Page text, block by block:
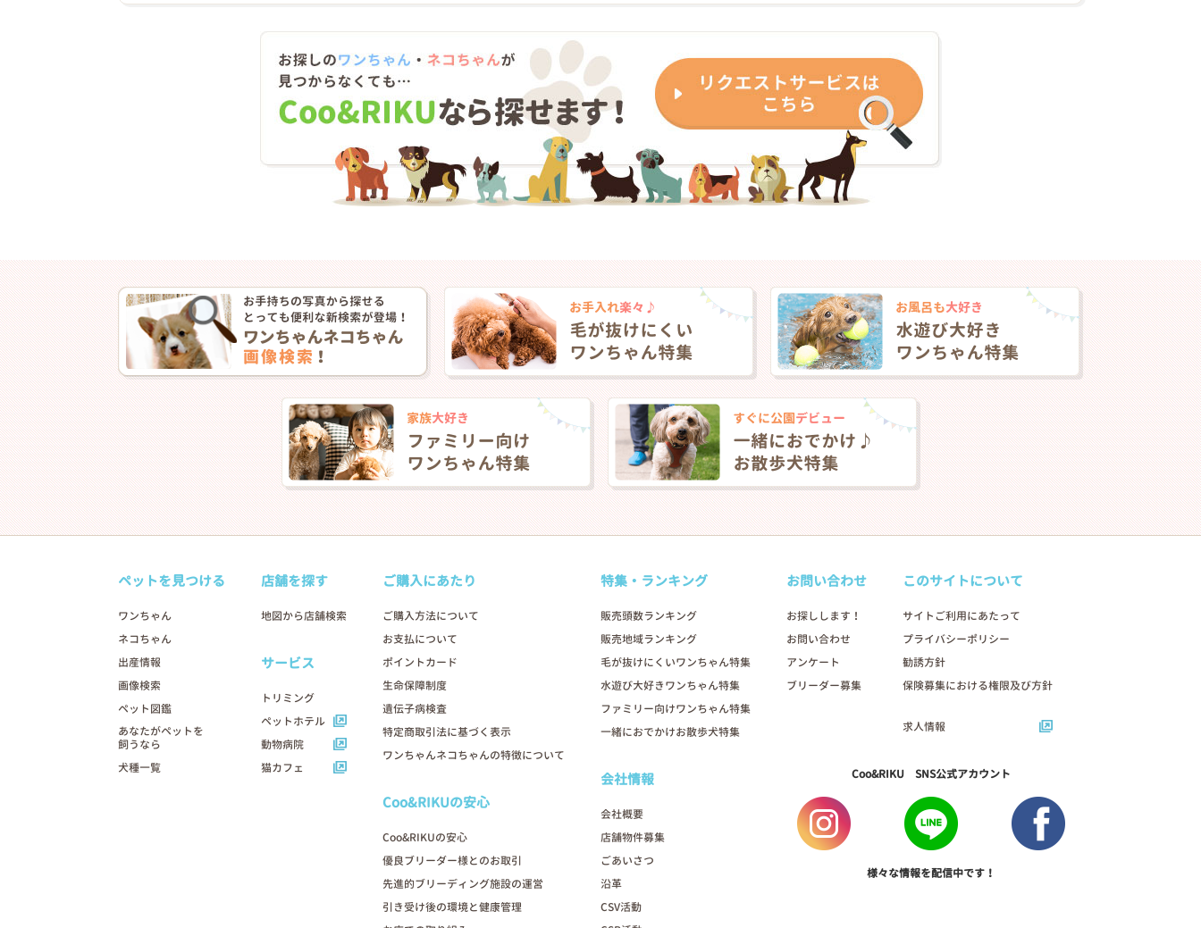
ペットを見つける
ワンちゃん
ネコちゃん
出産情報
画像検索
ペット図鑑
あなたがペットを
飼うなら
犬種一覧
店舗を探す
地図から店舗検索
サービス
トリミング
ペットホテル
動物病院
猫カフェ
ご購入にあたり
ご購入方法について
お支払について
ポイントカード
生命保障制度
遺伝子病検査
特定商取引法に基づく表示
ワンちゃんネコちゃんの特徴について
Coo&RIKUの安心
Coo&RIKUの安心
優良ブリーダー様とのお取引
先進的ブリーディング施設の運営
引き受け後の環境と健康管理
特集・ランキング
販売頭数ランキング
販売地域ランキング
毛が抜けにくいワンちゃん特集
水遊び大好きワンちゃん特集
ファミリー向けワンちゃん特集
一緒におでかけお散歩犬特集
会社情報
会社概要
店舗物件募集
ごあいさつ
沿革
CSV活動
お問い合わせ
お探しします！
お問い合わせ
アンケート
ブリーダー募集
このサイトについて
サイトご利用にあたって
プライバシーポリシー
勧誘方針
保険募集における権限及び方針
求人情報
Coo&RIKU SNS公式アカウント
様々な情報を配信中です！